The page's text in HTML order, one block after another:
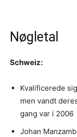
Nøgletal
Schweiz:
Kvalificerede
men vandt
gang var i 2006
Johan